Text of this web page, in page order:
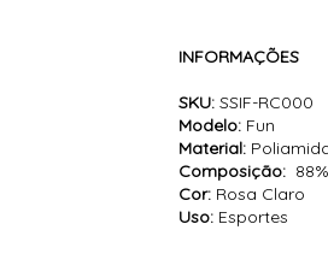
INFORMAÇÕES
SKU:SSIF-RC000
Modelo: Fun
Material:
Composição:
Cor: Rosa Claro
Uso: Esportes